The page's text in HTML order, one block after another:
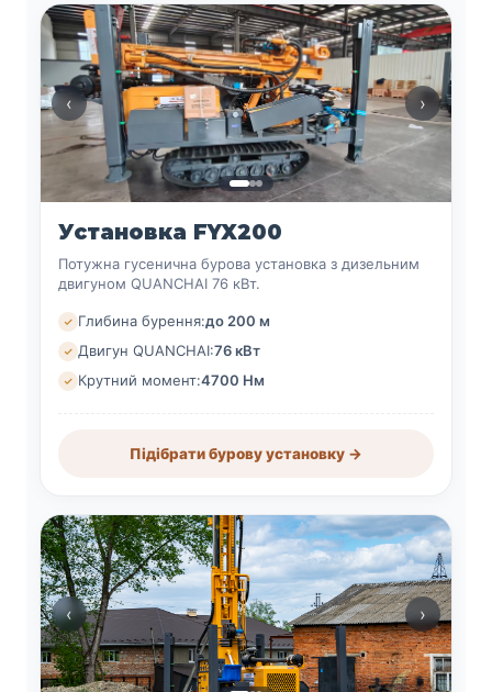
‹ ›
Установка FYX200
Потужна гусенична бурова установка з дизельним
двигуном QUANCHAI 76 кВт.
Глибина бурення:до 200 м
Двигун QUANCHAI:76 кВт
Крутний момент:4700 Нм
Підібрати бурову установку →
‹ ›